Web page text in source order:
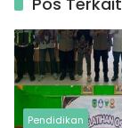
Pendidikan